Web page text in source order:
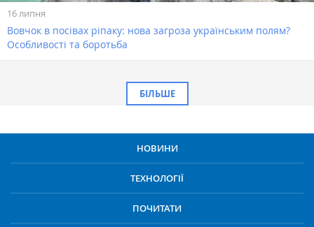
16 липня
Вовчок в посівах ріпаку: нова загроза українським полям?
Особливості та боротьба
БІЛЬШЕ
НОВИНИ
ТЕХНОЛОГІЇ
ПОЧИТАТИ